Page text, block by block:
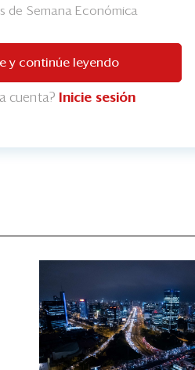
de Semana Económica
y continúe leyendo
cuenta? Inicie sesión